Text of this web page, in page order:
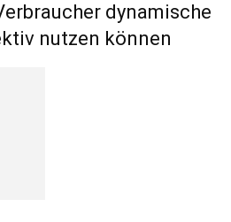
dynamische
nutzen können